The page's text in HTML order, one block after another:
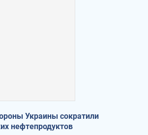
Украины сократили
нефтепродуктов